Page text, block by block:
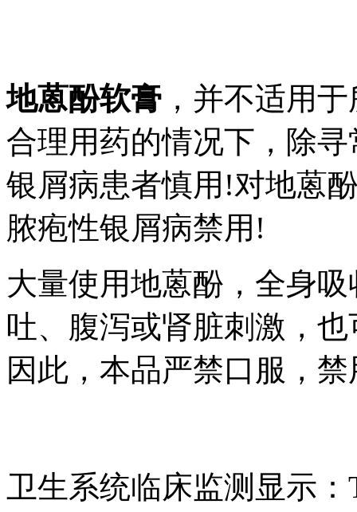
地蒽酚软膏 ，并不适用
合理用药的情况下，除
银屑病患者慎用!对地蒽
脓疱性银屑病禁用!
大量使用地蒽酚，全身
吐、腹泻或肾脏刺激，
因此，本品严禁口服，
卫生系统临床监测显示